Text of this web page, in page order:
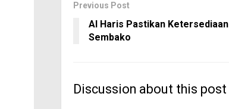
Previous Post
Al Haris Pastikan Ketersediaan
Sembako
Discussion about this post